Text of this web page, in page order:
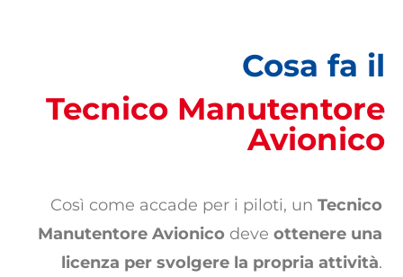
Cosa fa il
Tecnico Manutentore
Avionico
Così come accade per i piloti, un Tecnico
Manutentore Avionico deve ottenere una
licenza per svolgere la propria attività.